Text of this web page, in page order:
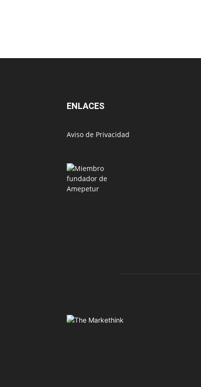
ENLACES
Aviso de Privacidad